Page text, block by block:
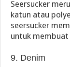
Seersucker
katun atau
seersucker
untuk
9. Denim